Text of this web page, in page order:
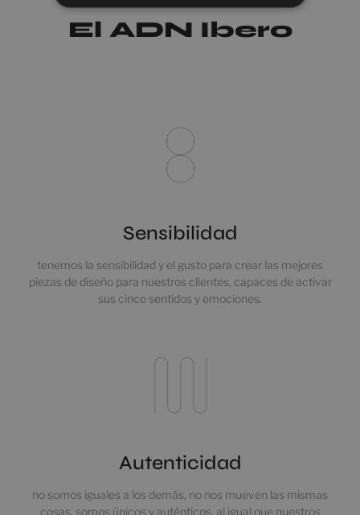
El ADN Ibero
Sensibilidad
tenemos la sensibilidad y el gusto para crear las mejores
piezas de diseño para nuestros clientes, capaces de activar
sus cinco sentidos y emociones.
Autenticidad
no somos iguales a los demás, no nos mueven las mismas
cosas, somos únicos y auténticos, al igual que nuestros